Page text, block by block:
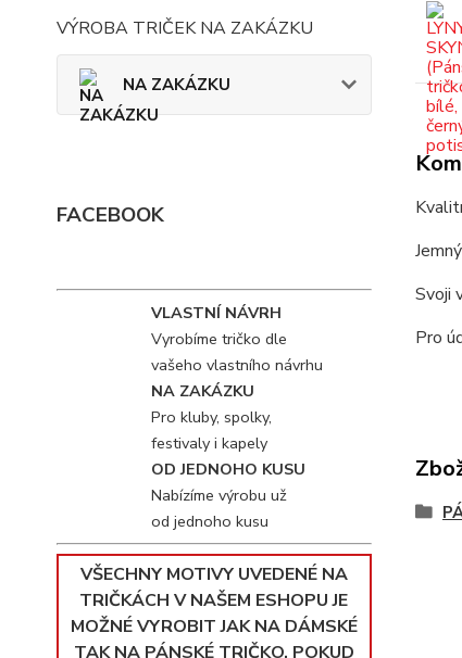
VÝROBA TRIČEK NA ZAKÁZKU
NA ZAKÁZKU
FACEBOOK
VLASTNÍ NÁVRH
Vyrobíme tričko dle
vašeho vlastního návrhu
NA ZAKÁZKU
Pro kluby, spolky,
festivaly i kapely
OD JEDNOHO KUSU
Nabízíme výrobu už
od jednoho kusu
VŠECHNY MOTIVY UVEDENÉ NA
TRIČKÁCH V NAŠEM ESHOPU JE
MOŽNÉ VYROBIT JAK NA DÁMSKÉ
TAK NA PÁNSKÉ TRIČKO. POKUD
Svoji
Pro